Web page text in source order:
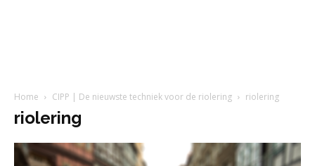
Home CIPP | De nieuwste techniek voor de riolering riolering
riolering